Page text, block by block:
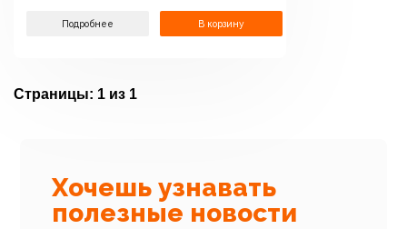
Подробнее В корзину
Страницы: 1 из 1
Хочешь узнавать
полезные новости